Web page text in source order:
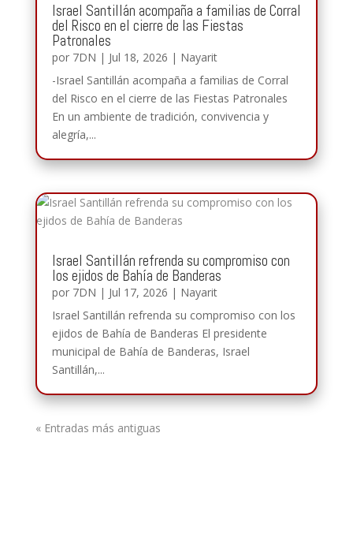
Israel Santillán acompaña a familias de Corral
del Risco en el cierre de las Fiestas
Patronales
por 7DN | Jul 18, 2026 | Nayarit
-Israel Santillán acompaña a familias de Corral
del Risco en el cierre de las Fiestas Patronales
En un ambiente de tradición, convivencia y
alegría,...
Israel Santillán refrenda su compromiso con
los ejidos de Bahía de Banderas
por 7DN | Jul 17, 2026 | Nayarit
Israel Santillán refrenda su compromiso con los
ejidos de Bahía de Banderas El presidente
municipal de Bahía de Banderas, Israel
Santillán,...
« Entradas más antiguas